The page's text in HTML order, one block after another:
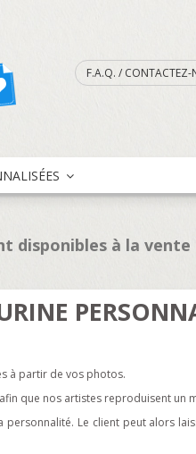
F.A.Q. / CONTACTEZ-
disponibles à la vente
à partir de vos photos.
que nos artistes reproduisent un
Le client peut alors